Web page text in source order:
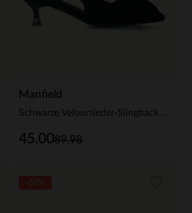
Manfield
89.98
45.00